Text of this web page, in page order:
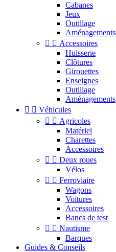
Cabanes
Jeux
Outillage
Aménagements
  Accessoires
Huisserie
Clôtures
Girouettes
Enseignes
Outillage
Aménagements
  Véhicules
  Agricoles
Matériel
Charettes
Accessoires
  Deux roues
Vélos
  Ferroviaire
Wagons
Voitures
Accessoires
Bancs de test
  Nautisme
Barques
Guides & Conseils